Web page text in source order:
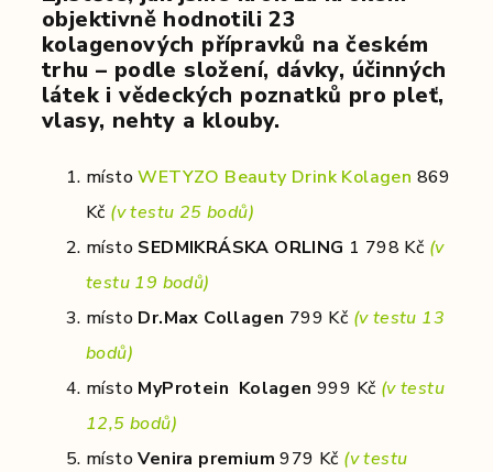
objektivně hodnotili 23
kolagenových přípravků na českém
trhu – podle složení, dávky, účinných
látek i vědeckých poznatků pro pleť,
vlasy, nehty a klouby.
místoWETYZO Beauty Drink Kolagen 869
Kč (v testu 25 bodů)
místo SEDMIKRÁSKA ORLING 1 798 Kč (v
testu 19 bodů)
místo Dr.Max Collagen 799 Kč (v testu 13
bodů)
místo MyProtein Kolagen 999 Kč (v testu
12,5 bodů)
místoVenira premium 979 Kč (v testu